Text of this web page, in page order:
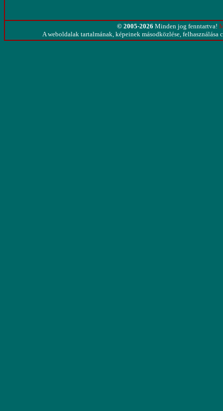
© 2005-2026 Minden jog fenntartva!
A weboldalak tartalmának, képeinek másodközlése, felhasználása